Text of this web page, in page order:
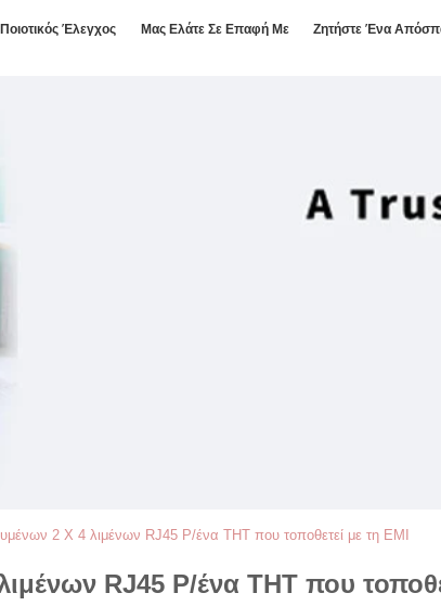
Ποιοτικός Έλεγχος Μας Ελάτε Σε Επαφή Με Ζητήστε Ένα
2 X 4 λιμένων RJ45 Ρ/ένα THT που τοποθετεί με τη EMI
RJ45 Ρ/ένα THT που